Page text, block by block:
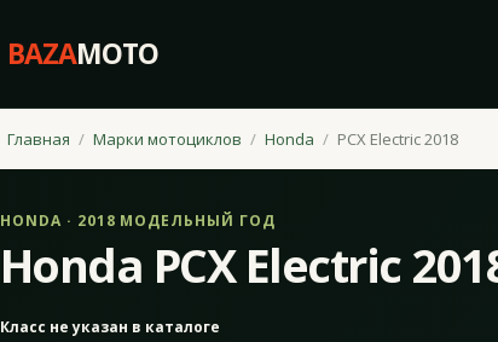
BAZAMOTO
Главная Марки мотоциклов Honda PCX Electric 2018
HONDA · 2018 МОДЕЛЬНЫЙ ГОД
Honda PCX Electric
Класс не указан в каталоге